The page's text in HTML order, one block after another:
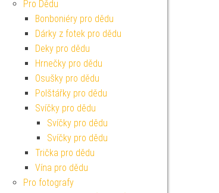
Pro Dědu
Bonboniéry pro dědu
Dárky z fotek pro dědu
Deky pro dědu
Hrnečky pro dědu
Osušky pro dědu
Polštářky pro dědu
Svíčky pro dědu
Svíčky pro dědu
Svíčky pro dědu
Trička pro dědu
Vína pro dědu
Pro fotografy